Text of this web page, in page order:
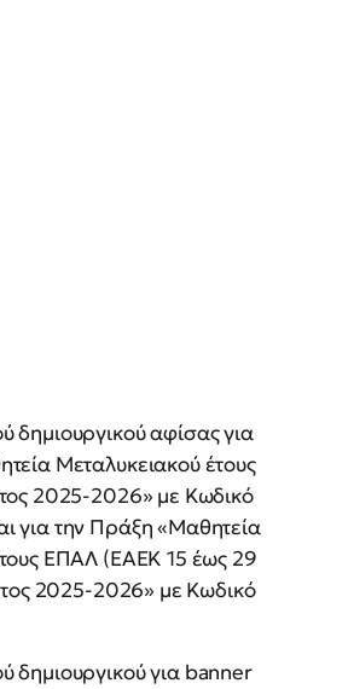
δημιουργικού αφίσας για
Μεταλυκειακού έτους
2025-2026» με Κωδικό
για την Πράξη «Μαθητεία
ΕΠΑΛ (ΕΑΕΚ 15 έως 29
2025-2026» με Κωδικό
δημιουργικού για banner